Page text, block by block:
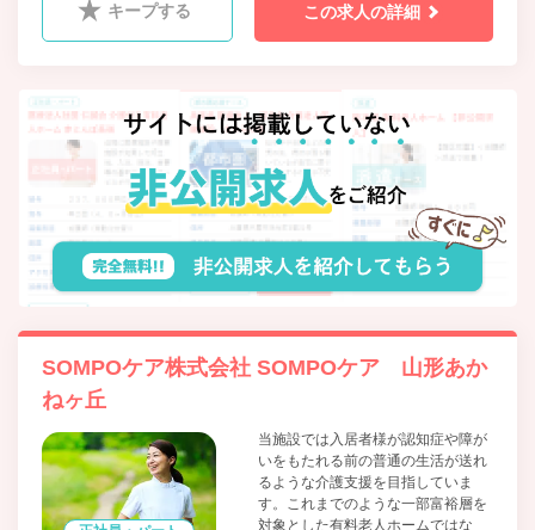
キープする この求人の詳細
SOMPOケア株式会社 SOMPOケア 山形あか
ねヶ丘
当施設では入居者様が認知症や障が
いをもたれる前の普通の生活が送れ
るような介護支援を目指していま
す。これまでのような一部富裕層を
対象とした有料老人ホームではな